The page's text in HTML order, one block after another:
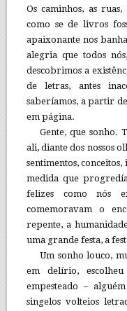
Os caminhos, as ruas,
como se de livros
apaixonante nos
alegria que todos
descobrimos a
de letras, antes
saberíamos, a partir
em página.
Gente, que sonho.
ali, diante dos nossos
sentimentos, conceitos,
medida que
felizes como nós
comemoravam o
repente, a
uma grande festa, a
Um sonho louco,
em delírio,
empesteado –
singelos volteios